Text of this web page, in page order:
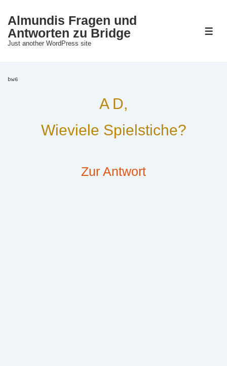
Zum
Almundis Fragen und
Antworten zu Bridge
Just another WordPress site
bw6
A D,
Wieviele Spielstiche?
Zur Antwort